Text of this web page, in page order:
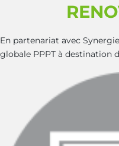
En partenariat avec
globale PPPT à destination